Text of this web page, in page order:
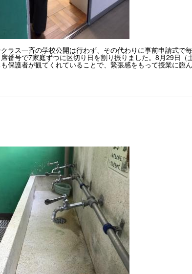
ラス一斉の学校公開は行わず、その代わりに事前申請式で
番号で7家庭ずつに区切り日を割り振りました。8月29日（
保護者が観てくれていることで、緊張感をもって授業に臨ん